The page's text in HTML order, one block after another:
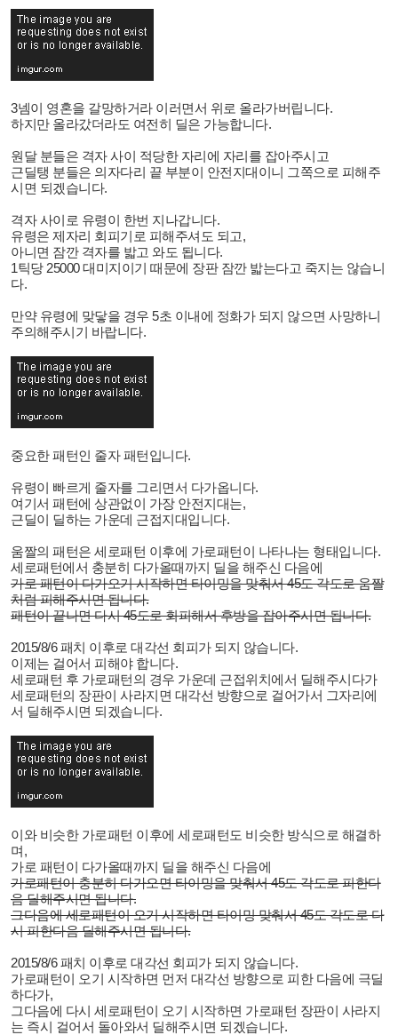
3넴이 영혼을 갈망하거라 이러면서 위로 올라가버립니다.
하지만 올라갔더라도 여전히 딜은 가능합니다.
원달 분들은 격자 사이 적당한 자리에 자리를 잡아주시고
근딜탱 분들은 의자다리 끝 부분이 안전지대이니 그쪽으로 피해주
시면 되겠습니다.
격자 사이로 유령이 한번 지나갑니다.
유령은 제자리 회피기로 피해주셔도 되고,
아니면 잠깐 격자를 밟고 와도 됩니다.
1틱당 25000 대미지이기 때문에 장판 잠깐 밟는다고 죽지는 않습니
다.
만약 유령에 맞닿을 경우 5초 이내에 정화가 되지 않으면 사망하니
주의해주시기 바랍니다.
중요한 패턴인 줄자 패턴입니다.
유령이 빠르게 줄자를 그리면서 다가옵니다.
여기서 패턴에 상관없이 가장 안전지대는,
근딜이 딜하는 가운데 근접지대입니다.
움짤의 패턴은 세로패턴 이후에 가로패턴이 나타나는 형태입니다.
세로패턴에서 충분히 다가올때까지 딜을 해주신 다음에
가로 패턴이 다가오기 시작하면 타이밍을 맞춰서 45도 각도로 움짤
처럼 피해주시면 됩니다.
패턴이 끝나면 다시 45도로 회피해서 후방을 잡아주시면 됩니다.
2015/8/6 패치 이후로 대각선 회피가 되지 않습니다.
이제는 걸어서 피해야 합니다.
세로패턴 후 가로패턴의 경우 가운데 근접위치에서 딜해주시다가
세로패턴의 장판이 사라지면 대각선 방향으로 걸어가서 그자리에
서 딜해주시면 되겠습니다.
이와 비슷한 가로패턴 이후에 세로패턴도 비슷한 방식으로 해결하
며,
가로 패턴이 다가올때까지 딜을 해주신 다음에
가로패턴이 충분히 다가오면 타이밍을 맞춰서 45도 각도로 피한다
음 딜해주시면 됩니다.
그다음에 세로패턴이 오기 시작하면 타이밍 맞춰서 45도 각도로 다
시 피한다음 딜해주시면 됩니다.
2015/8/6 패치 이후로 대각선 회피가 되지 않습니다.
가로패턴이 오기 시작하면 먼저 대각선 방향으로 피한 다음에 극딜
하다가,
그다음에 다시 세로패턴이 오기 시작하면 가로패턴 장판이 사라지
는 즉시 걸어서 돌아와서 딜해주시면 되겠습니다.